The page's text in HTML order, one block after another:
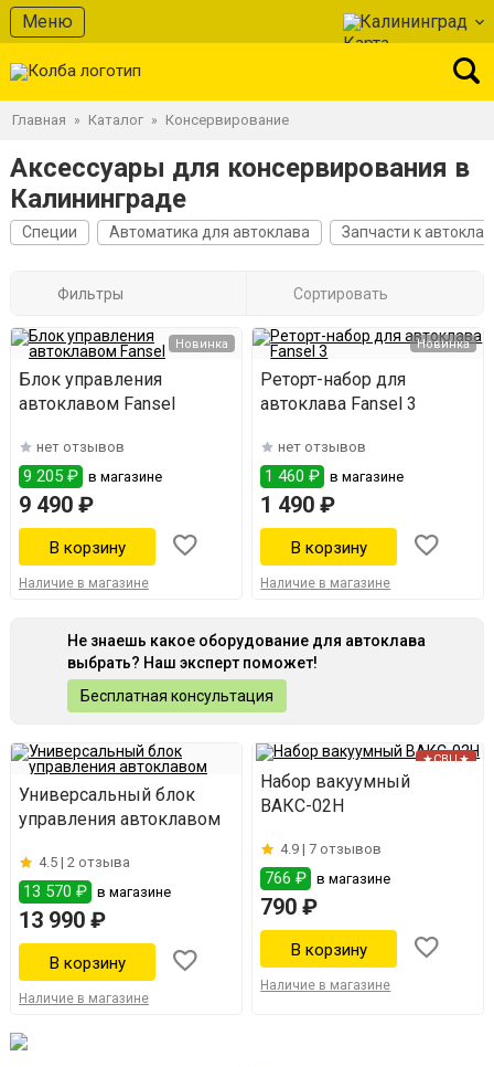
Меню Калининград
Главная » Каталог » Консервирование
Аксессуары для консервирования в
Калининграде
Специи Автоматика для автоклава Запчасти к
Фильтры Сортировать
Новинка
Блок управления
автоклавом Fansel
нет отзывов
9 205 ₽ в магазине
9 490 ₽
Наличие в магазине
Новинка
Реторт-набор для
автоклава Fansel 3
нет отзывов
1 460 ₽ в магазине
1 490 ₽
Наличие в магазине
Не знаешь какое оборудование для автоклава
выбрать? Наш эксперт поможет!
Бесплатная консультация
Универсальный блок
управления автоклавом
4.5 | 2 отзыва
13 570 ₽ в магазине
13 990 ₽
Наличие в магазине
★СВЦ★
Набор вакуумный
ВАКС-02Н
4.9 |7 отзывов
766 ₽ в магазине
790 ₽
Наличие в магазине